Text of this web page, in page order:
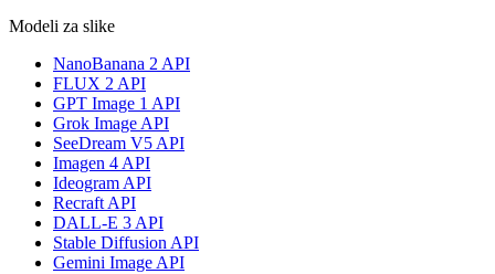
Modeli za slike
NanoBanana 2 API
FLUX 2 API
GPT Image 1 API
Grok Image API
SeeDream V5 API
Imagen 4 API
Ideogram API
Recraft API
DALL-E 3 API
Stable Diffusion API
Gemini Image API